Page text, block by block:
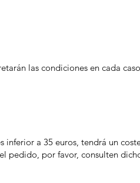
las condiciones en cada
inferior a 35 euros, tendrá un
pedido, por favor, consulten